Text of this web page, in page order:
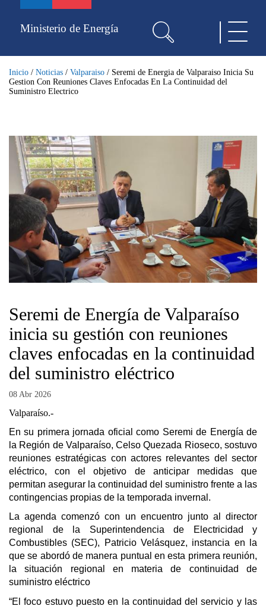
contenidoMinisterio de Energía
Inicio / Noticias / Valparaiso / Seremi de Energia de Valparaiso Inicia Su
Gestion Con Reuniones Claves Enfocadas En La Continuidad del
Suministro Electrico
Seremi de Energía de Valparaíso
inicia su gestión con reuniones
claves enfocadas en la continuidad
del suministro eléctrico
08 Abr 2026
Valparaíso.-
En su primera jornada oficial como Seremi de Energía de
la Región de Valparaíso, Celso Quezada Rioseco, sostuvo
reuniones estratégicas con actores relevantes del sector
eléctrico, con el objetivo de anticipar medidas que
permitan asegurar la continuidad del suministro frente a las
contingencias propias de la temporada invernal.
La agenda comenzó con un encuentro junto al director
regional de la Superintendencia de Electricidad y
Combustibles (SEC), Patricio Velásquez, instancia en la
que se abordó de manera puntual en esta primera reunión,
la situación regional en materia de continuidad de
suministro eléctrico
“El foco estuvo puesto en la continuidad del servicio y las